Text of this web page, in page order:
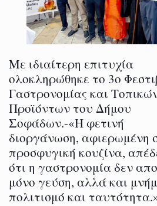
Με ιδιαίτερη επιτυχία
ολοκληρώθηκε το 3ο
Γαστρονομίας και
Προϊόντων του Δήμου
Σοφάδων.-«Η φετινή
διοργάνωση, αφιερωμένη
προσφυγική κουζίνα,
ότι η γαστρονομία δεν
μόνο γεύση, αλλά και
πολιτισμό και